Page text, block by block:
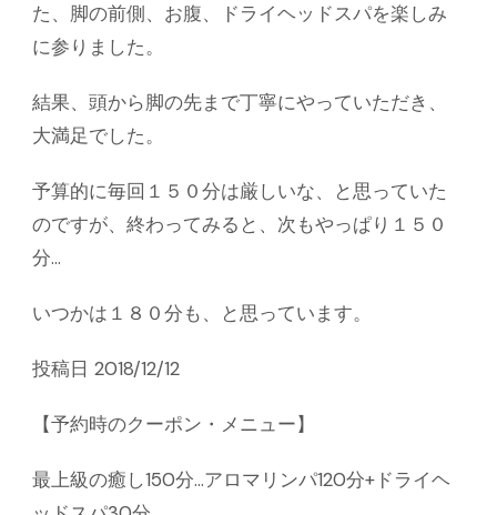
た、脚の前側、お腹、ドライヘッドスパを楽しみ
に参りました。
結果、頭から脚の先まで丁寧にやっていただき、
大満足でした。
予算的に毎回１５０分は厳しいな、と思っていた
のですが、終わってみると、次もやっぱり１５０
分…
いつかは１８０分も、と思っています。
投稿日 2018/12/12
【予約時のクーポン・メニュー】
最上級の癒し150分…アロマリンパ120分+ドライヘ